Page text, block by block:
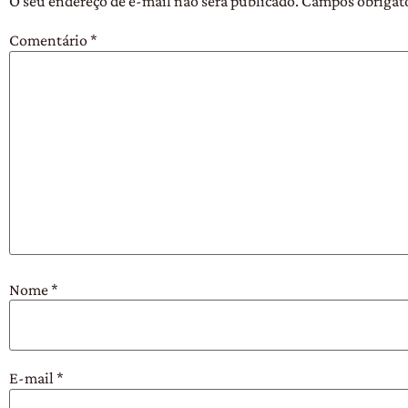
Comentário*
Nome*
E-mail *